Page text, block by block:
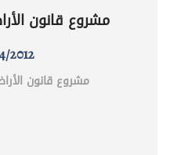
مشروع قانون
2012
مشروع قانون